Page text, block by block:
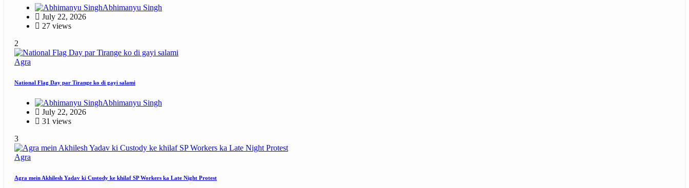
Abhimanyu Singh
July 22, 2026
27 views
2
Agra
National Flag Day par Tirange ko di gayi salami
Abhimanyu Singh
July 22, 2026
31 views
3
Agra
Agra mein Akhilesh Yadav ki Custody ke khilaf SP Workers ka Late Night Protest